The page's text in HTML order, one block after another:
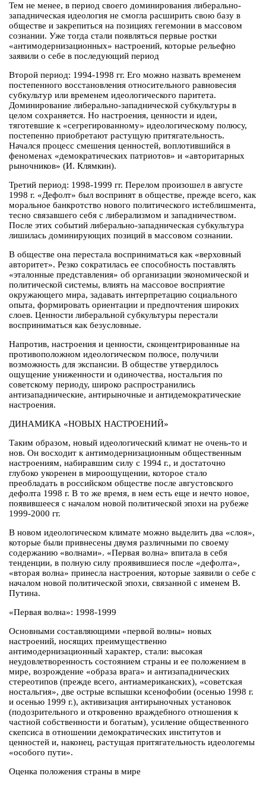
Тем не менее, в период своего доминирования либерально-
западническая идеология не смогла расширить свою базу в
обществе и закрепиться на позициях гегемонии в массовом
сознании. Уже тогда стали появляться первые ростки
«антимодернизационных» настроений, которые рельефно
заявили о себе в последующий период
Второй период: 1994-1998 гг. Его можно назвать временем
постепенного восстановления относительного равновесия
субкультур или временем идеологического паритета.
Доминирование либерально-западнической субкультуры в
целом сохраняется. Но настроения, ценности и идеи,
тяготевшие к «сегрегированному» идеологическому полюсу,
постепенно приобретают растущую притягательность.
Начался процесс смешения ценностей, воплотившийся в
феноменах «демократических патриотов» и «авторитарных
рыночников» (И. Клямкин).
Третий период: 1998-1999 гг. Перелом произошел в августе
1998 г. «Дефолт» был воспринят в обществе, прежде всего, как
моральное банкротство нового политического истеблишмента,
тесно связавшего себя с либерализмом и западничеством.
После этих событий либерально-западническая субкультура
лишилась доминирующих позиций в массовом сознании.
В обществе она перестала восприниматься как «верховный
авторитет». Резко сократилась ее способность поставлять
«эталонные представления» об организации экономической и
политической системы, влиять на массовое восприятие
окружающего мира, задавать интерпретацию социального
опыта, формировать ориентации и предпочтения широких
слоев. Ценности либеральной субкультуры перестали
восприниматься как безусловные.
Напротив, настроения и ценности, сконцентрированные на
противоположном идеологическом полюсе, получили
возможность для экспансии. В обществе утвердилось
ощущение униженности и одиночества, ностальгия по
советскому периоду, широко распространились
антизападнические, антирыночные и антидемократические
настроения.
ДИНАМИКА «НОВЫХ НАСТРОЕНИЙ»
Таким образом, новый идеологический климат не очень-то и
нов. Он восходит к антимодернизационным общественным
настроениям, набиравшим силу с 1994 г., и достаточно
глубоко укоренен в мироощущении, которое стало
преобладать в российском обществе после августовского
дефолта 1998 г. В то же время, в нем есть еще и нечто новое,
появившееся с началом новой политической эпохи на рубеже
1999-2000 гг.
В новом идеологическом климате можно выделить два «слоя»,
которые были привнесены двумя различными по своему
содержанию «волнами». «Первая волна» впитала в себя
тенденции, в полную силу проявившиеся после «дефолта»,
«вторая волна» принесла настроения, которые заявили о себе с
началом новой политической эпохи, связанной с именем В.
Путина.
«Первая волна»: 1998-1999
Основными составляющими «первой волны» новых
настроений, носящих преимущественно
антимодернизационный характер, стали: высокая
неудовлетворенность состоянием страны и ее положением в
мире, возрождение «образа врага» и антизападнических
стереотипов (прежде всего, антиамериканских), «советская
ностальгия», две острые вспышки ксенофобии (осенью 1998 г.
и осенью 1999 г.), активизация антирыночных установок
(подозрительного и откровенно враждебного отношения к
частной собственности и богатым), усиление общественного
скепсиса в отношении демократических институтов и
ценностей и, наконец, растущая притягательность идеологемы
«особого пути».
Оценка положения страны в мире